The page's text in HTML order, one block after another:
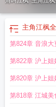
主角江枫
第824章 音浪大
有一个月才复播
第822章 沪上
一起到底喜欢她
第820章 沪上
你
第818章 江城美